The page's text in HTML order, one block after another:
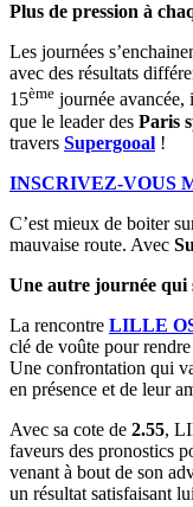
Plus de pression à
Les journées
avec des résultats
15ème journée avancée,
que le leader des Paris
travers Supergooal !
INSCRIVEZ-VOUS
C’est mieux de boiter
mauvaise route. Avec
Une autre journée qui
La rencontre LILLE
clé de voûte pour
Une confrontation qui
en présence et de leur
Avec sa cote de 2.55,
faveurs des pronostics
venant à bout de son
un résultat satisfaisant